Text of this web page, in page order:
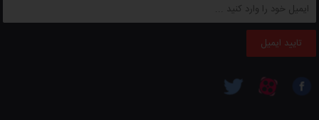
تایید ایمیل